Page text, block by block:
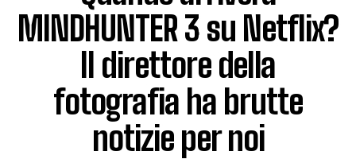
MINDHUNTER 3 su Netflix?
Il direttore della
fotografia ha brutte
notizie per noi